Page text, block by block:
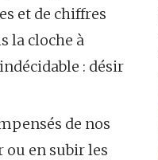
et de chiffres
la cloche à
: désir
de nos
ou en subir les